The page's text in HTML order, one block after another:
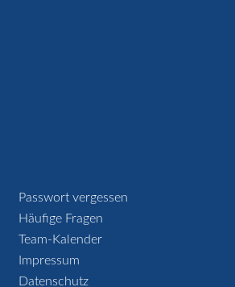
Passwort vergessen
Häufige Fragen
Team-Kalender
Impressum
Datenschutz